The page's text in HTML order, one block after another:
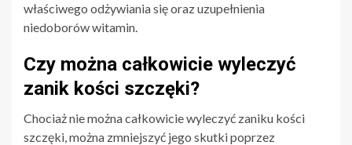
właściwego odżywiania się oraz uzupełnienia
niedoborów witamin.
Czy można całkowicie wyleczyć
zanik kości szczęki?
Chociaż nie można całkowicie wyleczyć zaniku kości
szczęki, można zmniejszyć jego skutki poprzez